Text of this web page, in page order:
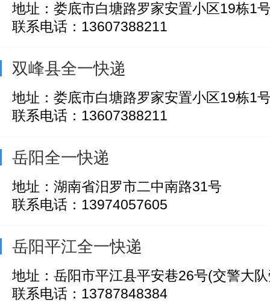
地址：娄底市白塘路罗家安置小区19栋1
联系电话：13607388211
双峰县全一快递
地址：娄底市白塘路罗家安置小区19栋1
联系电话：13607388211
岳阳全一快递
地址：湖南省汨罗市二中南路31号
联系电话：13974057605
岳阳平江全一快递
地址：岳阳市平江县平安巷26号(交警大
联系电话：13787848384